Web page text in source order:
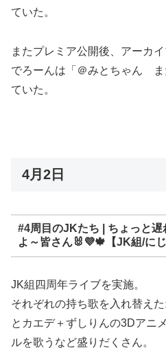
ていた。
またプレミア公開後、アーカ
でろーんは「＠みとちゃん ま
ていた。
4月2日
#4周目のJKたち | ちょっと
よ～皆さん🐰💜🍁【JK組/にじ
JK組四周年ライブを実施。
それぞれの持ち歌を入れ替え
とカエデ＋ずしりんの3Dアニ
ルを歌うなど盛りだくさん。